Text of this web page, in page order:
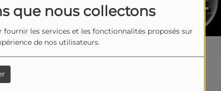
que nous collectons
fournir les services et les fonctionnalités proposés sur
de nos utilisateurs.